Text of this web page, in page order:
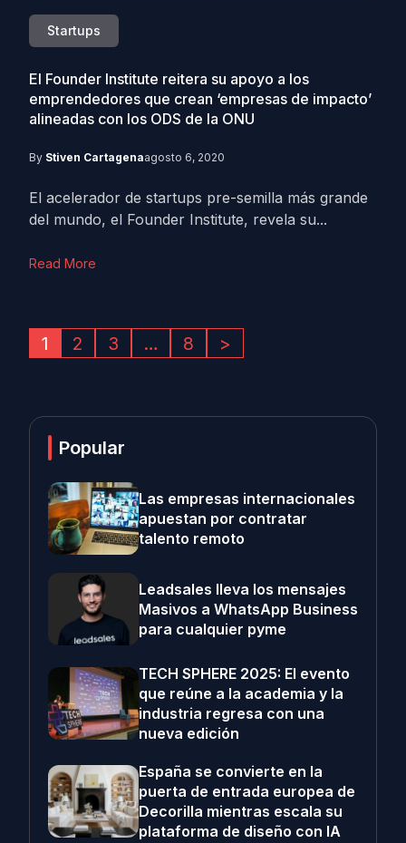
Startups
El Founder Institute reitera su apoyo a los
emprendedores que crean ‘empresas de impacto’
alineadas con los ODS de la ONU
By Stiven Cartagenaagosto 6, 2020
El acelerador de startups pre-semilla más grande
del mundo, el Founder Institute, revela su...
Read More
1 2 3 … 8 >
Popular
Las empresas internacionales
apuestan por contratar
talento remoto
Leadsales lleva los mensajes
Masivos a WhatsApp Business
para cualquier pyme
TECH SPHERE 2025: El evento
que reúne a la academia y la
industria regresa con una
nueva edición
España se convierte en la
puerta de entrada europea de
Decorilla mientras escala su
plataforma de diseño con IA